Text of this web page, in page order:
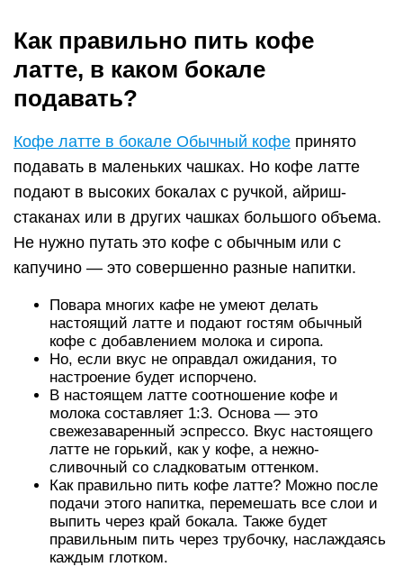
Как правильно пить кофе
латте, в каком бокале
подавать?
Кофе латте в бокале Обычный кофе принято
подавать в маленьких чашках. Но кофе латте
подают в высоких бокалах с ручкой, айриш-
стаканах или в других чашках большого объема.
Не нужно путать это кофе с обычным или с
капучино — это совершенно разные напитки.
Повара многих кафе не умеют делать
настоящий латте и подают гостям обычный
кофе с добавлением молока и сиропа.
Но, если вкус не оправдал ожидания, то
настроение будет испорчено.
В настоящем латте соотношение кофе и
молока составляет 1:3. Основа — это
свежезаваренный эспрессо. Вкус настоящего
латте не горький, как у кофе, а нежно-
сливочный со сладковатым оттенком.
Как правильно пить кофе латте? Можно после
подачи этого напитка, перемешать все слои и
выпить через край бокала. Также будет
правильным пить через трубочку, наслаждаясь
каждым глотком.